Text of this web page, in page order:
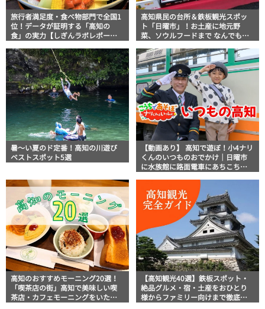
旅行者満足度・食べ物部門で全国1
位！データが証明する「高知の
食」の実力【しぎんラボレポー
高知県民の台所＆鉄板観光スポッ
ト「日曜市」！お土産に地元野
菜、ソウルフードまで なんでもそ
説！
暑～い夏のド定番！高知の川遊び
ベストスポット5選
【動画あり】 高知で遊ぼ！小4ナリ
くんのいつものおでかけ｜日曜市
に水族館に路面電車にあちこち巡
高知のおすすめモーニング20選！
「喫茶店の街」高知で美味しい喫
茶店・カフェモーニングをいただ
【高知観光40選】鉄板スポット・
絶品グルメ・宿・土産をおひとり
様からファミリー向けまで徹底解